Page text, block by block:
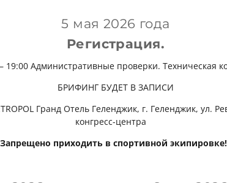
5 мая 2026 года
Регистрация.
19:00 Административные проверки. Техническая
БРИФИНГ БУДЕТ В ЗАПИСИ
Гранд Отель Геленджик, г. Геленджик, ул.
конгресс-центра
Запрещено приходить в спортивной